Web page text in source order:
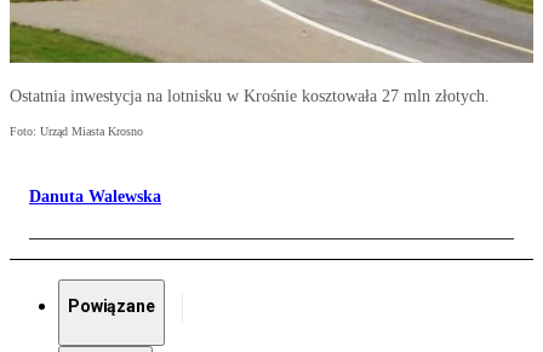
Ostatnia inwestycja na lotnisku w Krośnie kosztowała 27 mln złotych.
Foto: Urząd Miasta Krosno
Danuta Walewska
Powiązane